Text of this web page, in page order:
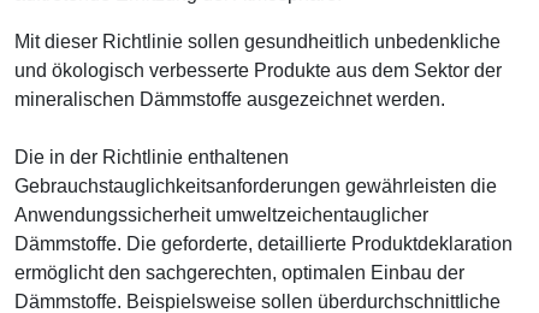
Mit dieser Richtlinie sollen gesundheitlich unbedenkliche
und ökologisch verbesserte Produkte aus dem Sektor der
mineralischen Dämmstoffe ausgezeichnet werden.
Die in der Richtlinie enthaltenen
Gebrauchstauglichkeitsanforderungen gewährleisten die
Anwendungssicherheit umweltzeichentauglicher
Dämmstoffe. Die geforderte, detaillierte Produktdeklaration
ermöglicht den sachgerechten, optimalen Einbau der
Dämmstoffe. Beispielsweise sollen überdurchschnittliche